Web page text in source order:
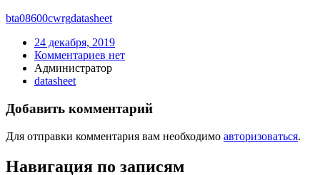
bta08600cwrgdatasheet
24 декабря, 2019
Комментариев нет
Администратор
datasheet
Добавить комментарий
Для отправки комментария вам необходимо авторизоваться.
Навигация по записям